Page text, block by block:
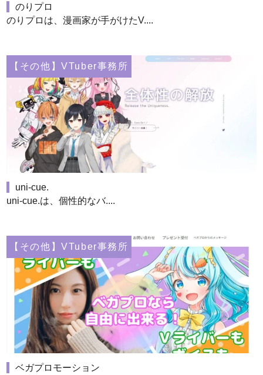
のりプロ
のりプロは、漫画家が手がけたV....
【その他】VTuber事務所
uni-cue.
uni-cue.は、個性的なバ....
【その他】VTuber事務所
ベガプロモーション